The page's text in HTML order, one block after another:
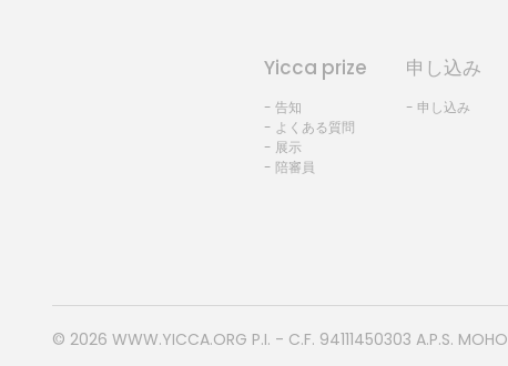
Yicca prize
- 告知
- よくある質問
- 展示
- 陪審員
申し込み
- 申し込み
© 2026 WWW.YICCA.ORG P.I. - C.F. 94111450303 A.P.S. MOHO